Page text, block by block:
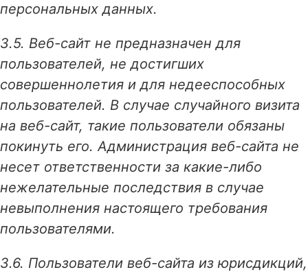
персональных данных.
3.5. Веб-сайт не предназначен для
пользователей, не достигших
совершеннолетия и для недееспособных
пользователей. В случае случайного визита
на веб-сайт, такие пользователи обязаны
покинуть его. Администрация веб-сайта не
несет ответственности за какие-либо
нежелательные последствия в случае
невыполнения настоящего требования
пользователями.
3.6. Пользователи веб-сайта из юрисдикций,